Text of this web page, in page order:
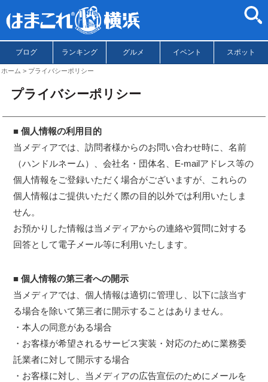
ブログ ランキング グルメ イベント スポット
ホーム プライバシーポリシー
プライバシーポリシー
■ 個人情報の利用目的
当メディアでは、訪問者様からのお問い合わせ時に、名前
（ハンドルネーム）、会社名・団体名、E-mailアドレス等の
個人情報をご登録いただく場合がございますが、これらの
個人情報はご提供いただく際の目的以外では利用いたしま
せん。
お預かりした情報は当メディアからの連絡や質問に対する
回答として電子メール等に利用いたします。
■ 個人情報の第三者への開示
当メディアでは、個人情報は適切に管理し、以下に該当す
る場合を除いて第三者に開示することはありません。
・本人の同意がある場合
・お客様が希望されるサービス実装・対応のために業務委
託業者に対して開示する場合
・お客様に対し、当メディアの広告宣伝のためにメールを